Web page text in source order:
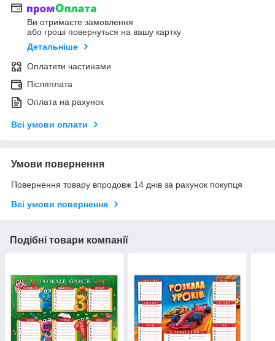
Ви отримаєте замовлення
або гроші повернуться на вашу картку
Детальніше
Оплатити частинами
Післяплата
Оплата на рахунок
Всі умови оплати
Умови повернення
Повернення товару впродовж 14 днів за рахунок покупця
Всі умови повернення
Подібні товари компанії